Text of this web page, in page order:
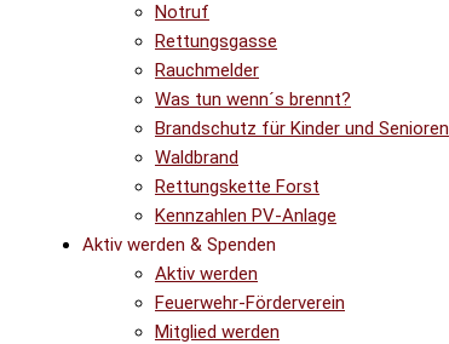
Notruf
Rettungsgasse
Rauchmelder
Was tun wenn´s brennt?
Brandschutz für Kinder und Senioren
Waldbrand
Rettungskette Forst
Kennzahlen PV-Anlage
Aktiv werden & Spenden
Aktiv werden
Feuerwehr-Förderverein
Mitglied werden